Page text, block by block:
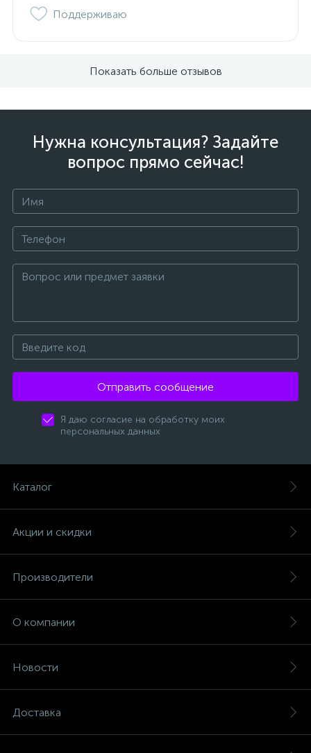
Поддерживаю
Показать больше отзывов
Нужна консультация? Задайте
вопрос прямо сейчас!
Отправить сообщение
Я даю согласие на обработку моих
персональных данных
Каталог
Акции и скидки
Производители
О компании
Новости
Доставка